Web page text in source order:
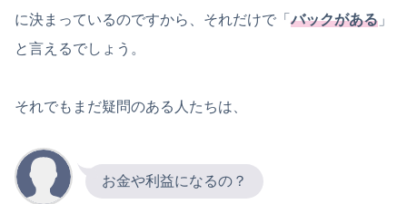
に決まっているのですから、それだけで「バックがある 」
と言えるでしょう。
それでもまだ疑問のある人たちは、
お金や利益になるの？